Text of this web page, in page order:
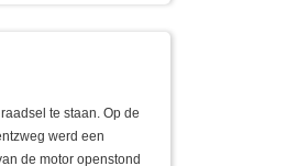
te staan. Op de
werd een
de motor openstond